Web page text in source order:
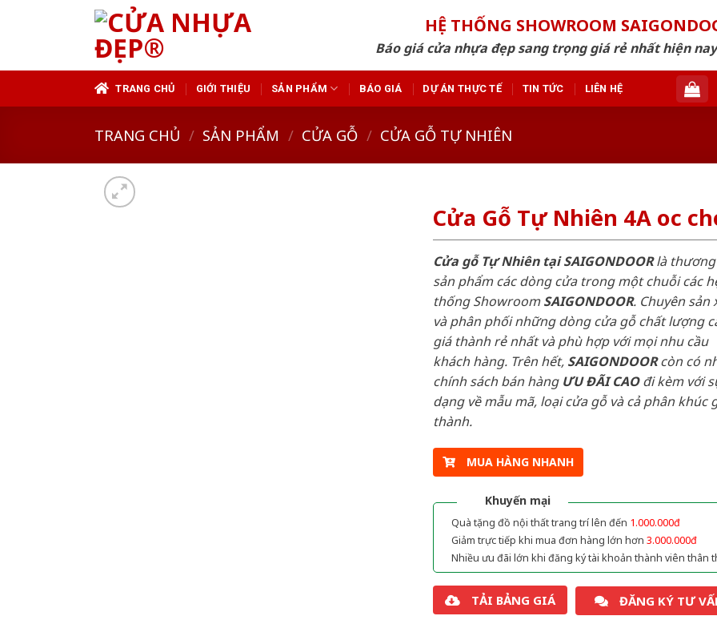
HỆ THỐNG SHOWROOM
Báo giá cửa nhựa đẹp sang trọng giá rẻ nhất hiện nay
TRANG CHỦ GIỚI THIỆU SẢN PHẨM BÁO GIÁ DỰ ÁN THỰC TẾ TIN TỨC LIÊN HỆ
TRANG CHỦ / SẢN PHẨM / CỬA GỖ / CỬA GỖ TỰ NHIÊN
Cửa Gỗ Tự Nhiên 4A oc
Cửa gỗ Tự Nhiên tại SAIGONDOORlà thương
sản phẩm các dòng cửa trong một chuỗi các
thống ShowroomSAIGONDOOR. Chuyên sản
và phân phối những dòng cửa gỗ chất lượng
giá thành rẻ nhất và phù hợp với mọi nhu cầu
khách hàng. Trên hết, SAIGONDOORcòn có
chính sách bán hàng ƯU ĐÃI CAOđi kèm với
dạng về mẫu mã, loại cửa gỗ và cả phân khúc
thành.
MUA HÀNG NHANH
Khuyến mại
Quà tặng đồ nội thất trang trí lên đến 1.000.000đ
Giảm trực tiếp khi mua đơn hàng lớn hơn 3.000.000đ
Nhiều ưu đãi lớn khi đăng ký tài khoản thành viên thân
TẢI BẢNG GIÁ ĐĂNG KÝ TƯ